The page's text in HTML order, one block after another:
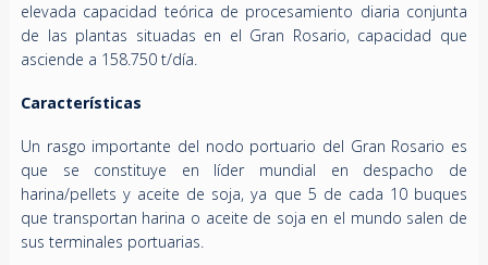
elevada capacidad teórica de procesamiento diaria conjunta
de las plantas situadas en el Gran Rosario, capacidad que
asciende a 158.750 t/día.
Características
Un rasgo importante del nodo portuario del Gran Rosario es
que se constituye en líder mundial en despacho de
harina/pellets y aceite de soja, ya que 5 de cada 10 buques
que transportan harina o aceite de soja en el mundo salen de
sus terminales portuarias.